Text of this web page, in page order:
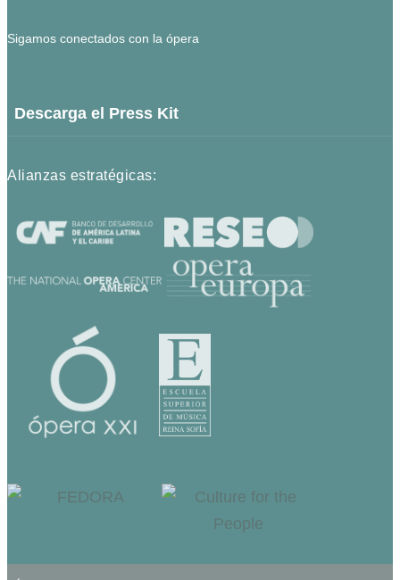
Sigamos conectados con la ópera
Descarga el Press Kit
Alianzas estratégicas: